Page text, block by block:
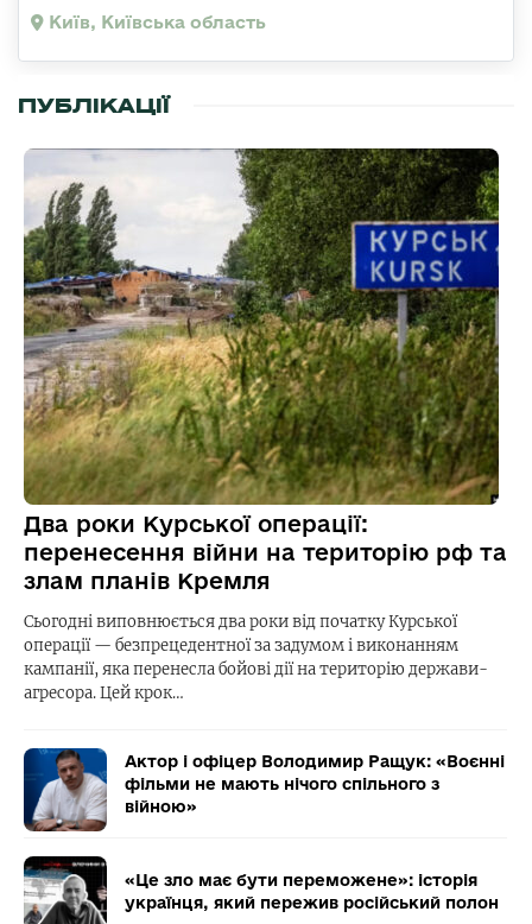
Київ, Київська область
ПУБЛІКАЦІЇ
Два роки Курської операції:
перенесення війни на територію рф та
злам планів Кремля
Сьогодні виповнюється два роки від початку Курської
операції — безпрецедентної за задумом і виконанням
кампанії, яка перенесла бойові дії на територію держави-
агресора. Цей крок…
Актор і офіцер Володимир Ращук: «Воєнні
фільми не мають нічого спільного з
війною»
«Це зло має бути переможене»: історія
українця, який пережив російський полон